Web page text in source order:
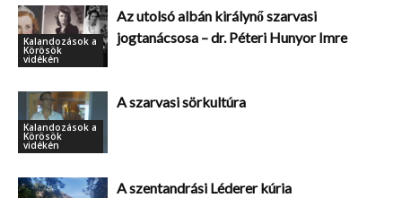
Kalandozások a
Körösök
vidékén
Az utolsó albán királynő szarvasi
jogtanácsosa – dr. Péteri Hunyor Imre
Kalandozások a
Körösök
vidékén
A szarvasi sörkultúra
A szentandrási Léderer kúria